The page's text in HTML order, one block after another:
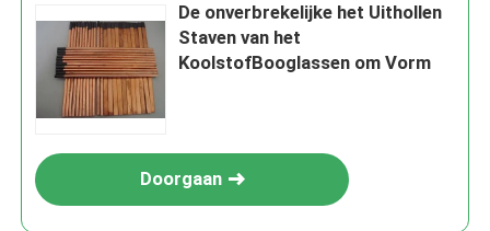
De onverbrekelijke het Uithollen
Staven van het
KoolstofBooglassen om Vorm
Doorgaan